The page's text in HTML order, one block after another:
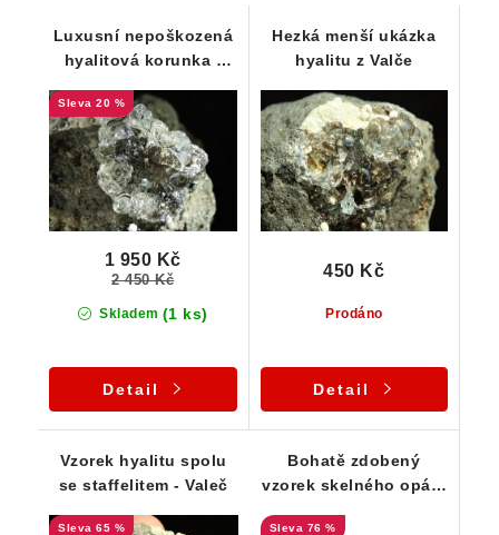
Luxusní nepoškozená
hyalitová korunka -
20 %
Skladem (1 ks)
1 950 Kč
2 450 Kč
Detail
Hezká menší ukázka
hyalitu z Valče
Prodáno
450 Kč
Detail
Vzorek hyalitu spolu
se staffelitem - Valeč
65 %
Bohatě zdobený
vzorek skelného opálu
76 %